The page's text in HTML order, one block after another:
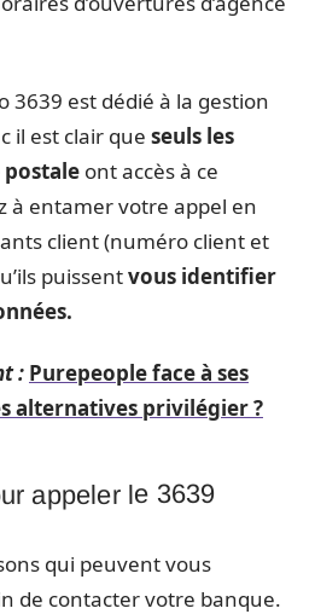
3639 est dédié à la gestion
il est clair que seuls les
postale ont accès à ce
à entamer votre appel en
client (numéro client et
puissentvous identifier
: Purepeople face à ses
alternatives privilégier ?
appeler le 3639
qui peuvent vous
de contacter votre banque.